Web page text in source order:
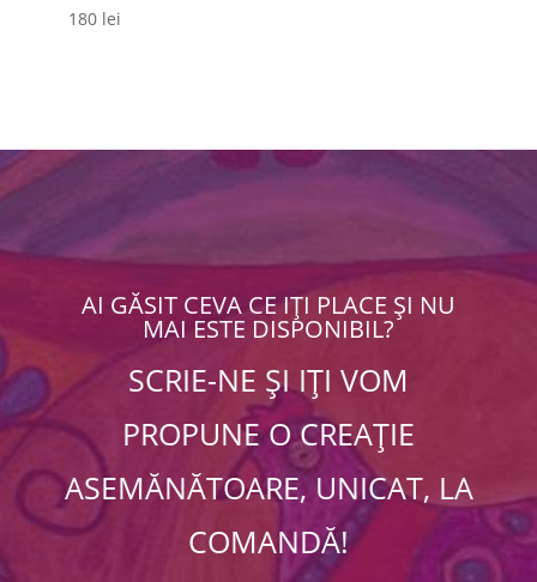
180 lei
AI GĂSIT CEVA CE IȚI PLACE ȘI NU
MAI ESTE DISPONIBIL?
SCRIE-NE ȘI IȚI VOM
PROPUNE O CREAȚIE
ASEMĂNĂTOARE, UNICAT, LA
COMANDĂ!